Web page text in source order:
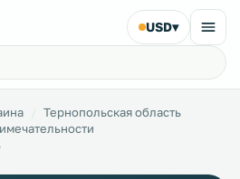
USD▾
Тернопольская область